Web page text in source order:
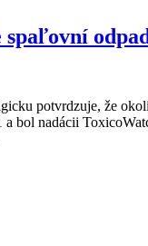
potvrdzuje, že
bol nadácii